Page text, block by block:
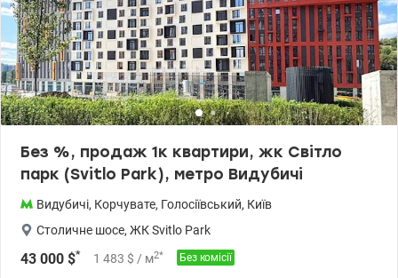
Без %, продаж 1к квартири, жк Світло
парк (Svitlo Park), метро Видубичі
Видубичі, Корчувате, Голосіївський, Київ
Столичне шосе, ЖК Svitlo Park
43 000 $* 1 483 $ / м2* Без комісії